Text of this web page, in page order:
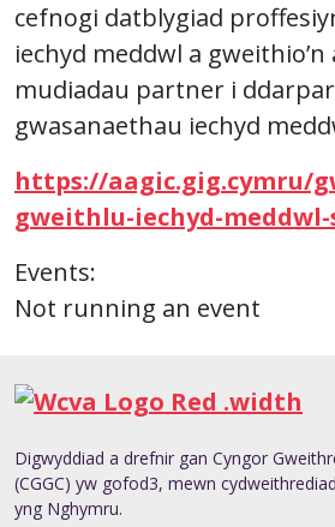
cefnogi datblygiad
iechyd meddwl a gweithio’n
mudiadau partner i
gwasanaethau iechyd
https://aagic.gig.cymru/
gweithlu-iechyd-
Events:
Not running an event
Digwyddiad a drefnir gan Cyngor
(CGGC) yw gofod3, mewn
yng Nghymru.